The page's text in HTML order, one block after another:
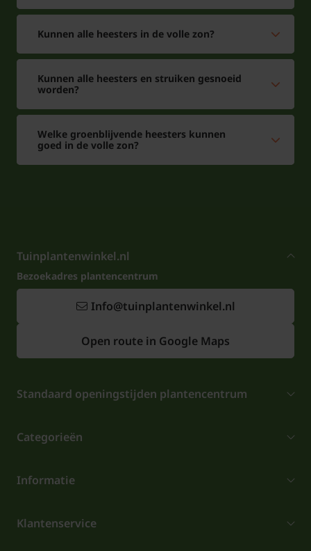
Kunnen alle heesters in de volle zon?
Kunnen alle heesters en struiken gesnoeid
worden?
Welke groenblijvende heesters kunnen
goed in de volle zon?
Tuinplantenwinkel.nl
Bezoekadres plantencentrum
Info@tuinplantenwinkel.nl
Open route in Google Maps
Standaard openingstijden plantencentrum
Categorieën
Informatie
Klantenservice